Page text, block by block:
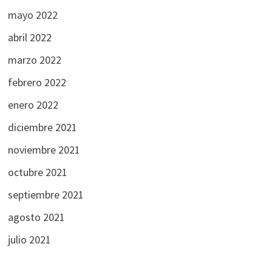
mayo 2022
abril 2022
marzo 2022
febrero 2022
enero 2022
diciembre 2021
noviembre 2021
octubre 2021
septiembre 2021
agosto 2021
julio 2021